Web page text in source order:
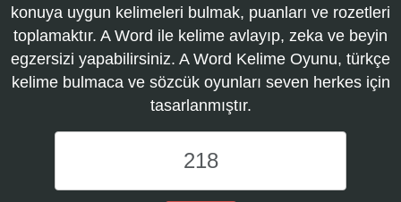
konuya uygun kelimeleri bulmak, puanları ve rozetleri
toplamaktır. A Word ile kelime avlayıp, zeka ve beyin
egzersizi yapabilirsiniz. A Word Kelime Oyunu, türkçe
kelime bulmaca ve sözcük oyunları seven herkes için
tasarlanmıştır.
Word
Kelime